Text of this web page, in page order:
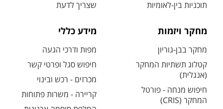
תוכניות בין-לאומיות
שצריך לדעת
מחקר ויזמות
מחקר בבן-גוריון
קטלוג תשתיות המחקר
(אנגלית)
חיפוש מנחה - פורטל
המחקר (CRIS)
מידע כללי
מפות ודרכי הגעה
חיפוש סגל ופרטי קשר
מכרזים - רכש ובינוי
קריירה - משרות פתוחות